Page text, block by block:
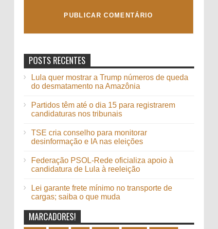
POSTS RECENTES
Lula quer mostrar a Trump números de queda
do desmatamento na Amazônia
Partidos têm até o dia 15 para registrarem
candidaturas nos tribunais
TSE cria conselho para monitorar
desinformação e IA nas eleições
Federação PSOL-Rede oficializa apoio à
candidatura de Lula à reeleição
Lei garante frete mínimo no transporte de
cargas; saiba o que muda
MARCADORES!